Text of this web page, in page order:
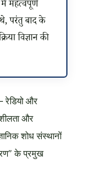
में महत्वपूर्ण
परंतु बाद के
विज्ञान की
रेडियो और
और
शोध संस्थानों
के प्रमुख